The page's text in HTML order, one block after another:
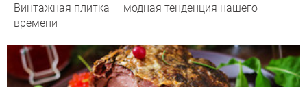
Винтажная плитка — модная тенденция нашего
времени